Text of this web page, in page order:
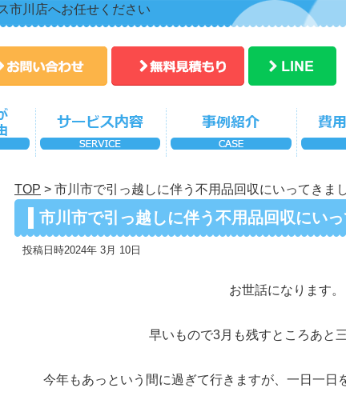
市川店へお任せください
TOP > 市川市で引っ越しに伴う不用品回収にいってきま
市川市で引っ越しに伴う不用品回収にいっ
投稿日時2024年 3月 10日
お世話になります。
早いもので3月も残すところあと
今年もあっという間に過ぎて行きますが、一日一日